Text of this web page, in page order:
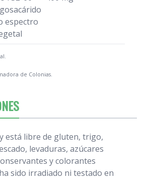
espectro
de Colonias.
está libre de gluten, trigo,
levaduras, azúcares
y colorantes
sido irradiado ni testado en